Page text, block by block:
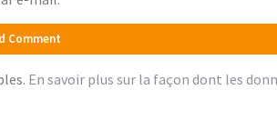
En savoir plus sur la façon dont les